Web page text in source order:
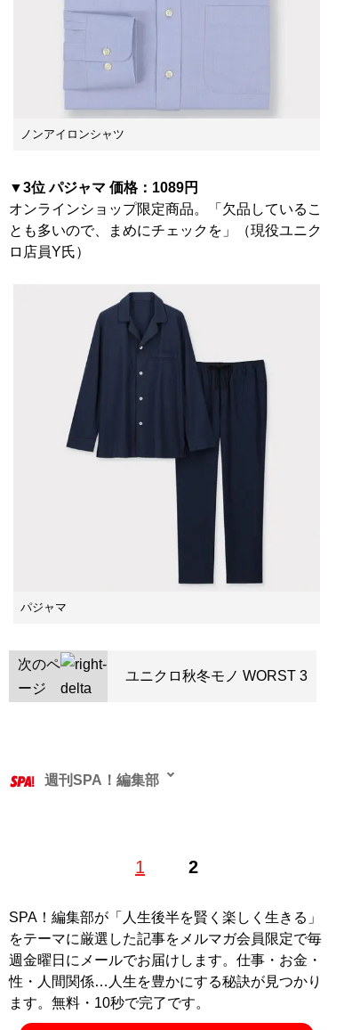
ノンアイロンシャツ
▼3位 パジャマ 価格：1089円
オンラインショップ限定商品。「欠品しているこ
とも多いので、まめにチェックを」（現役ユニク
ロ店員Y氏）
パジャマ
次のペ
ージ
ユニクロ秋冬モノ WORST 3
1 2
週刊SPA！編集部
SPA！編集部が「人生後半を賢く楽しく生きる」
をテーマに厳選した記事をメルマガ会員限定で毎
週金曜日にメールでお届けします。仕事・お金・
性・人間関係…人生を豊かにする秘訣が見つかり
ます。無料・10秒で完了です。